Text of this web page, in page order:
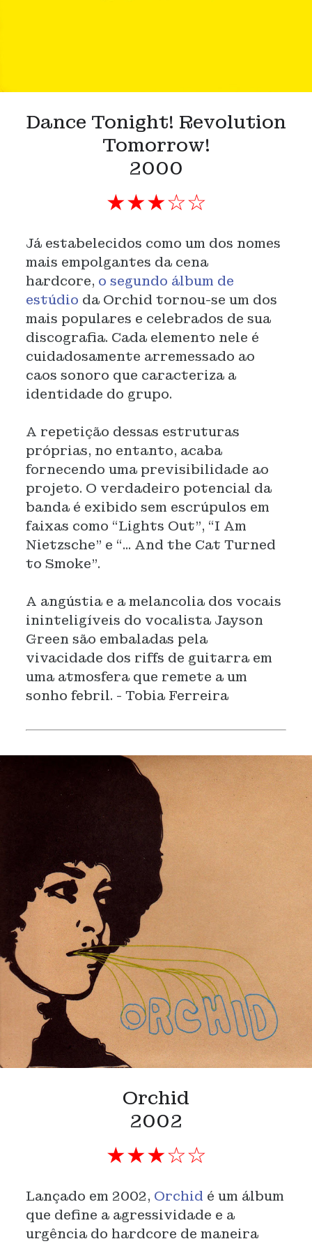
Dance Tonight! Revolution
Tomorrow!
2000
★★★☆☆
Já estabelecidos como um dos nomes
mais empolgantes da cena
hardcore, o segundo álbum de
estúdio da Orchid tornou-se um dos
mais populares e celebrados de sua
discografia. Cada elemento nele é
cuidadosamente arremessado ao
caos sonoro que caracteriza a
identidade do grupo.
A repetição dessas estruturas
próprias, no entanto, acaba
fornecendo uma previsibilidade ao
projeto. O verdadeiro potencial da
banda é exibido sem escrúpulos em
faixas como “Lights Out”, “I Am
Nietzsche” e “... And the Cat Turned
to Smoke”.
A angústia e a melancolia dos vocais
ininteligíveis do vocalista Jayson
Green são embaladas pela
vivacidade dos riffs de guitarra em
uma atmosfera que remete a um
sonho febril. - Tobia Ferreira
Orchid
2002
★★★☆☆
Lançado em 2002, Orchid é um álbum
que define a agressividade e a
urgência do hardcore de maneira